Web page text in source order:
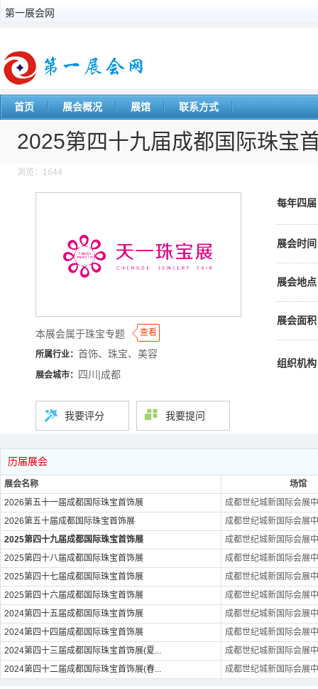
第一展会网
首页 展会概况 展馆 联系方式
2025第四十九届成都国际珠宝
浏览：1644
每年四
展会时
展会地
展会面
组织机构
本展会属于珠宝专题 ◆
◆查看
所属行业： 首饰、珠宝、美容
展会城市： 四川|成都
我要评分 我要提问
历届展会
展会名称
场馆
2026第五十一届成都国际珠宝首饰展
成都世纪城新国际会展
2026第五十届成都国际珠宝首饰展
成都世纪城新国际会展
2025第四十九届成都国际珠宝首饰展
成都世纪城新国际会展
2025第四十八届成都国际珠宝首饰展
成都世纪城新国际会展
2025第四十七届成都国际珠宝首饰展
成都世纪城新国际会展
2025第四十六届成都国际珠宝首饰展
成都世纪城新国际会展
2024第四十五届成都国际珠宝首饰展
成都世纪城新国际会展
2024第四十四届成都国际珠宝首饰展
成都世纪城新国际会展
2024第四十三届成都国际珠宝首饰展(夏...
成都世纪城新国际会展
2024第四十二届成都国际珠宝首饰展(春...
成都世纪城新国际会展